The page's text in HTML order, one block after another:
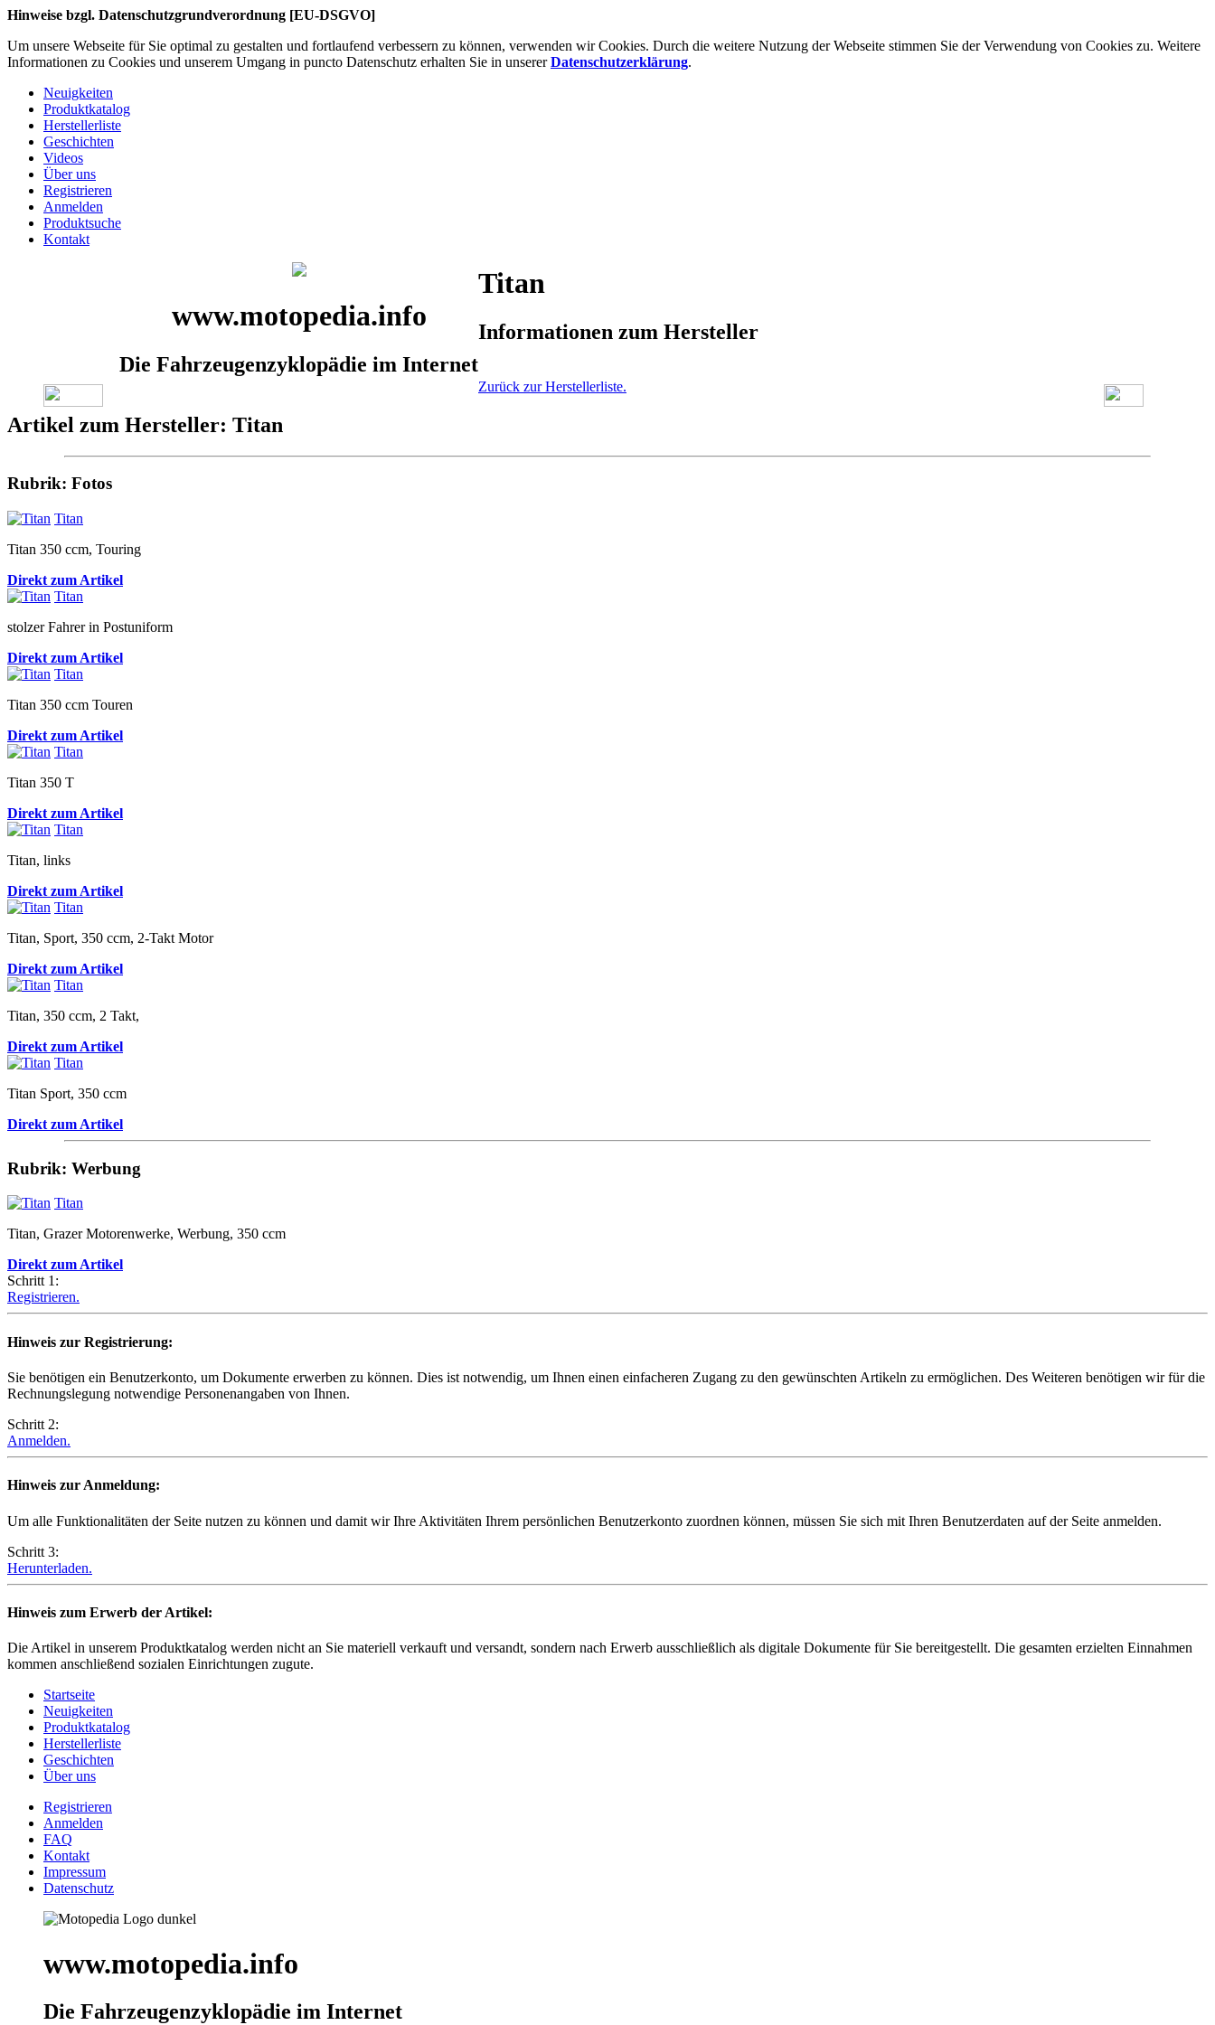
Hinweise bzgl. Datenschutzgrundverordnung [EU-DSGVO]
Um unsere Webseite für Sie optimal zu gestalten und fortlaufend verbessern zu können, verwenden wir Cookies. Durch die weitere Nutzung der Webseite stimmen Sie der Verwendung von Cookies zu. Weitere
Informationen zu Cookies und unserem Umgang in puncto Datenschutz erhalten Sie in unsererDatenschutzerklärung.
Neuigkeiten
Produktkatalog
Herstellerliste
Geschichten
Videos
Über uns
Registrieren
Anmelden
Produktsuche
Kontakt
www.motopedia.info
Die Fahrzeugenzyklopädie im Internet
Titan
Informationen zum Hersteller
Zurück zur Herstellerliste.
Artikel zum Hersteller: Titan
Rubrik: Fotos
Titan
Titan 350 ccm, Touring
Direkt zum Artikel
Titan
stolzer Fahrer in Postuniform
Direkt zum Artikel
Titan
Titan 350 ccm Touren
Direkt zum Artikel
Titan
Titan 350 T
Direkt zum Artikel
Titan
Titan, links
Direkt zum Artikel
Titan
Titan, Sport, 350 ccm, 2-Takt Motor
Direkt zum Artikel
Titan
Titan, 350 ccm, 2 Takt,
Direkt zum Artikel
Titan
Titan Sport, 350 ccm
Direkt zum Artikel
Rubrik: Werbung
Titan
Titan, Grazer Motorenwerke, Werbung, 350 ccm
Direkt zum Artikel
Schritt 1:
Registrieren.
Hinweis zur Registrierung:
Sie benötigen ein Benutzerkonto, um Dokumente erwerben zu können. Dies ist notwendig, um Ihnen einen einfacheren Zugang zu den gewünschten Artikeln zu ermöglichen. Des Weiteren benötigen wir für die
Rechnungslegung notwendige Personenangaben von Ihnen.
Schritt 2:
Anmelden.
Hinweis zur Anmeldung:
Um alle Funktionalitäten der Seite nutzen zu können und damit wir Ihre Aktivitäten Ihrem persönlichen Benutzerkonto zuordnen können, müssen Sie sich mit Ihren Benutzerdaten auf der Seite anmelden.
Schritt 3:
Herunterladen.
Hinweis zum Erwerb der Artikel:
Die Artikel in unserem Produktkatalog werden nicht an Sie materiell verkauft und versandt, sondern nach Erwerb ausschließlich als digitale Dokumente für Sie bereitgestellt. Die gesamten erzielten Einnahmen
kommen anschließend sozialen Einrichtungen zugute.
Startseite
Neuigkeiten
Produktkatalog
Herstellerliste
Geschichten
Über uns
Registrieren
Anmelden
FAQ
Kontakt
Impressum
Datenschutz
www.motopedia.info
Die Fahrzeugenzyklopädie im Internet